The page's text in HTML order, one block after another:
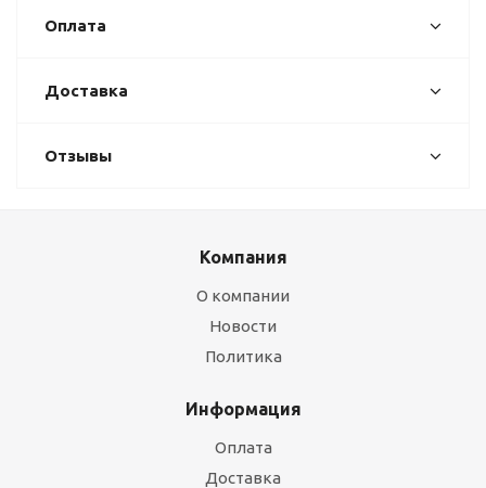
Оплата
Доставка
Отзывы
Компания
О компании
Новости
Политика
Информация
Оплата
Доставка